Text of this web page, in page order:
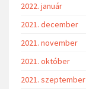
2022. január
2021. december
2021. november
2021. október
2021. szeptember